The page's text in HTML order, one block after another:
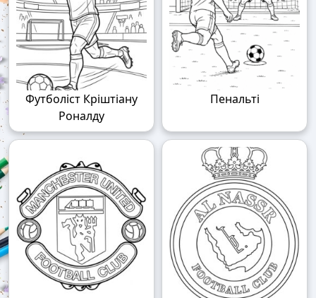
Футболіст Кріштіану
Роналду
Пенальті